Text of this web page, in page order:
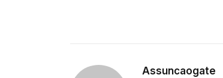
Assuncaogate